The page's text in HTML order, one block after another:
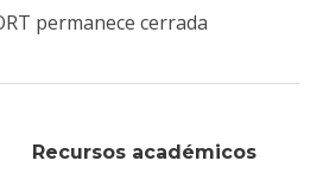
Recursos académicos
permanece cerrada